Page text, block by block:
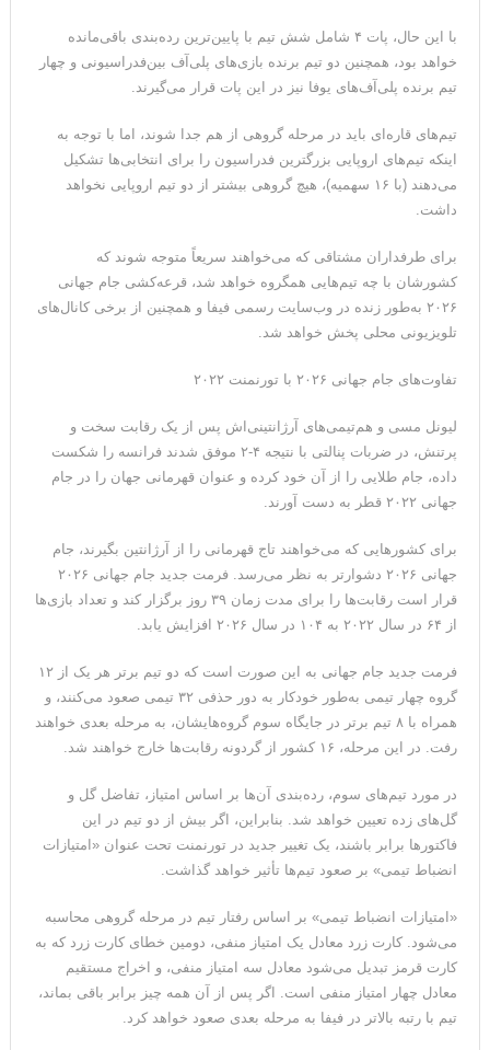
با این حال، پات ۴ شامل شش تیم با پایین‌ترین رده‌بندی باقی‌مانده
خواهد بود، همچنین دو تیم برنده بازی‌های پلی‌آف بین‌فدراسیونی و چهار
تیم برنده پلی‌آف‌های یوفا نیز در این پات قرار می‌گیرند.
تیم‌های قاره‌ای باید در مرحله گروهی از هم جدا شوند، اما با توجه به
اینکه تیم‌های اروپایی بزرگترین فدراسیون را برای انتخابی‌ها تشکیل
می‌دهند (با ۱۶ سهمیه)، هیچ گروهی بیشتر از دو تیم اروپایی نخواهد
داشت.
برای طرفداران مشتاقی که می‌خواهند سریعاً متوجه شوند که
کشورشان با چه تیم‌هایی همگروه خواهد شد، قرعه‌کشی جام جهانی
۲۰۲۶ به‌طور زنده در وب‌سایت رسمی فیفا و همچنین از برخی کانال‌های
تلویزیونی محلی پخش خواهد شد.
تفاوت‌های جام جهانی ۲۰۲۶ با تورنمنت ۲۰۲۲
لیونل مسی و هم‌تیمی‌های آرژانتینی‌اش پس از یک رقابت سخت و
پرتنش، در ضربات پنالتی با نتیجه ۴-۲ موفق شدند فرانسه را شکست
داده، جام طلایی را از آن خود کرده و عنوان قهرمانی جهان را در جام
جهانی ۲۰۲۲ قطر به دست آورند.
برای کشورهایی که می‌خواهند تاج قهرمانی را از آرژانتین بگیرند، جام
جهانی ۲۰۲۶ دشوارتر به نظر می‌رسد. فرمت جدید جام جهانی ۲۰۲۶
قرار است رقابت‌ها را برای مدت زمان ۳۹ روز برگزار کند و تعداد بازی‌ها
از ۶۴ در سال ۲۰۲۲ به ۱۰۴ در سال ۲۰۲۶ افزایش یابد.
فرمت جدید جام جهانی به این صورت است که دو تیم برتر هر یک از ۱۲
گروه چهار تیمی به‌طور خودکار به دور حذفی ۳۲ تیمی صعود می‌کنند، و
همراه با ۸ تیم برتر در جایگاه سوم گروه‌هایشان، به مرحله بعدی خواهند
رفت. در این مرحله، ۱۶ کشور از گردونه رقابت‌ها خارج خواهند شد.
در مورد تیم‌های سوم، رده‌بندی آن‌ها بر اساس امتیاز، تفاضل گل و
گل‌های زده تعیین خواهد شد. بنابراین، اگر بیش از دو تیم در این
فاکتورها برابر باشند، یک تغییر جدید در تورنمنت تحت عنوان «امتیازات
انضباط تیمی» بر صعود تیم‌ها تأثیر خواهد گذاشت.
«امتیازات انضباط تیمی» بر اساس رفتار تیم در مرحله گروهی محاسبه
می‌شود. کارت زرد معادل یک امتیاز منفی، دومین خطای کارت زرد که به
کارت قرمز تبدیل می‌شود معادل سه امتیاز منفی، و اخراج مستقیم
معادل چهار امتیاز منفی است. اگر پس از آن همه چیز برابر باقی بماند،
تیم با رتبه بالاتر در فیفا به مرحله بعدی صعود خواهد کرد.